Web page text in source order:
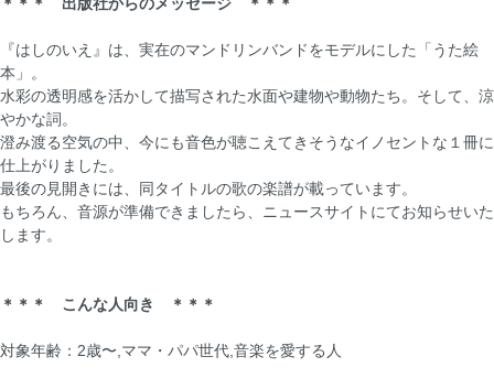
『はしのいえ』は、実在のマンドリンバンドをモデルにした「うた絵
本」。
水彩の透明感を活かして描写された水面や建物や動物たち。そして、涼
やかな詞。
澄み渡る空気の中、今にも音色が聴こえてきそうなイノセントな１冊に
仕上がりました。
最後の見開きには、同タイトルの歌の楽譜が載っています。
もちろん、音源が準備できましたら、ニュースサイトにてお知らせいた
します。
＊＊＊ こんな人向き ＊＊＊
対象年齢：2歳〜,ママ・パパ世代,音楽を愛する人